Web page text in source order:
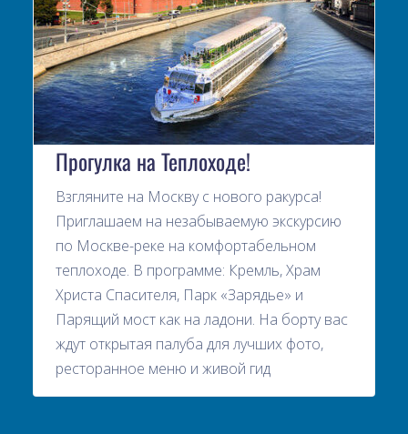
Прогулка на Теплоходе!
Взгляните на Москву с нового ракурса!
Приглашаем на незабываемую экскурсию
по Москве-реке на комфортабельном
теплоходе. В программе: Кремль, Храм
Христа Спасителя, Парк «Зарядье» и
Парящий мост как на ладони. На борту вас
ждут открытая палуба для лучших фото,
ресторанное меню и живой гид